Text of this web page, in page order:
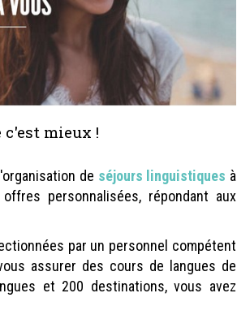
la vivre c'est mieux !
de séjours linguistiques à
personnalisées, répondant aux
par un personnel compétent
assurer des cours de langues de
et 200 destinations, vous avez